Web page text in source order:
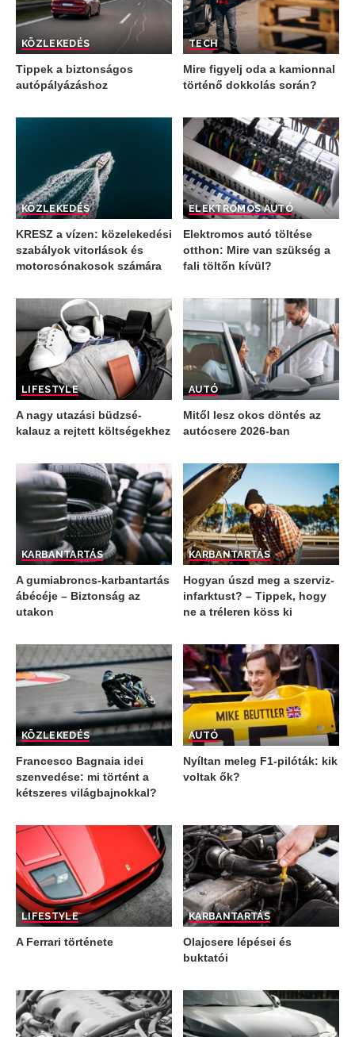
KÖZLEKEDÉS
Tippek a biztonságos
autópályázáshoz
TECH
Mire figyelj oda a kamionnal
történő dokkolás során?
KÖZLEKEDÉS
KRESZ a vízen: közelekedési
szabályok vitorlások és
motorcsónakosok számára
ELEKTROMOS AUTÓ
Elektromos autó töltése
otthon: Mire van szükség a
fali töltőn kívül?
LIFESTYLE
A nagy utazási büdzsé-
kalauz a rejtett költségekhez
AUTÓ
Mitől lesz okos döntés az
autócsere 2026-ban
KARBANTARTÁS
A gumiabroncs-karbantartás
ábécéje – Biztonság az
utakon
KARBANTARTÁS
Hogyan úszd meg a szerviz-
infarktust? – Tippek, hogy
ne a tréleren köss ki
KÖZLEKEDÉS
Francesco Bagnaia idei
szenvedése: mi történt a
kétszeres világbajnokkal?
AUTÓ
Nyíltan meleg F1-pilóták: kik
voltak ők?
LIFESTYLE
A Ferrari története
KARBANTARTÁS
Olajcsere lépései és
buktatói